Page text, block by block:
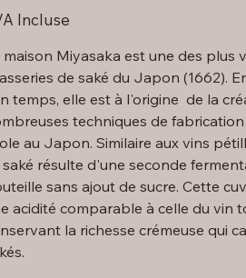
Incluse
maison Miyasaka est une des plus
de saké du Japon (1662).
temps, elle est à l'origine de la
techniques de
au Japon. Similaire aux vins
saké résulte d'une seconde
sans ajout de sucre. Cette
acidité comparable à celle du vin
la richesse crémeuse qui